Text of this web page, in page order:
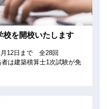
校を開校いたします
月12日まで 全28回
者は建築積算士1次試験が免